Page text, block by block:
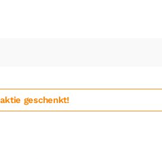
geschenkt!